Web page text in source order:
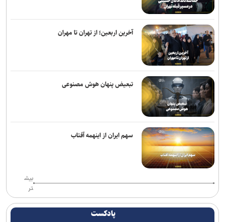
تصاویر جدید از پهپاد‌های منهدم‌شده آمریکا توسط سپاه
گفت‌وگوی تلفنی بن‌سلمان و مکرون درباره امنیت منطقه و آبراه‌های
حیاتی
واشنگتن‌پست: ترامپ در محافل خصوصی از جی‌دی ونس برای انتخابات
۲۰۲۸ حمایت می‌کند
شکایت متقابل همسر نتانیاهو از کارمند سابق اقامتگاه نخست‌وزیری
اسرائیل
یونیسف: در ۳۰۰ روز گذشته دست‌کم ۳۰۰ کودک فلسطینی در غزه جان
باختند
رویترز: ده‌ها شرکت بزرگ آمریکایی هدف حملات سایبری هکر‌ها قرار
شکایت نیومکزیکو از وزارت دادگستری آمریکا برای دریافت اسناد پرونده
آخرین اربعین؛ از تهران تا مهران
تبعیض پنهان هوش مصنوعی
سهم ایران از اینهمه آفتاب
بیش
تر
پادکست